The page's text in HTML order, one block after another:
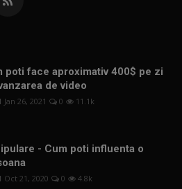
poti face aproximativ 400$ pe zi
de video
Jan 26, 2021 0 11.1k
- Cum poti influenta o
Oct 21, 2020 0 4.8k